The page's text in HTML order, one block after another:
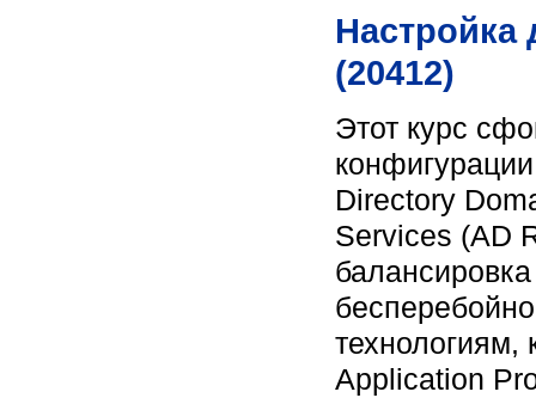
Настройка
(20412)
Этот курс
Directory
Services (AD
технологиям,
Application